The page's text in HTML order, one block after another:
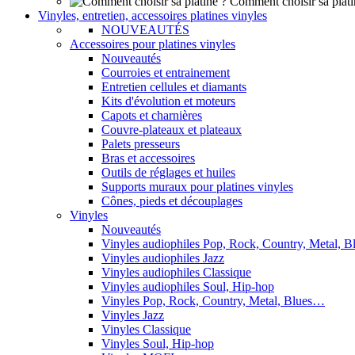
Vinyles, entretien, accessoires platines vinyles
NOUVEAUTÉS
Accessoires pour platines vinyles
Nouveautés
Courroies et entrainement
Entretien cellules et diamants
Kits d'évolution et moteurs
Capots et charnières
Couvre-plateaux et plateaux
Palets presseurs
Bras et accessoires
Outils de réglages et huiles
Supports muraux pour platines vinyles
Cônes, pieds et découplages
Vinyles
Nouveautés
Vinyles audiophiles Pop, Rock, Country, Metal,
Vinyles audiophiles Jazz
Vinyles audiophiles Classique
Vinyles audiophiles Soul, Hip-hop
Vinyles Pop, Rock, Country, Metal, Blues…
Vinyles Jazz
Vinyles Classique
Vinyles Soul, Hip-hop